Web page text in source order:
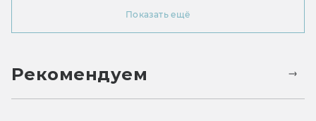
Показать ещё
Рекомендуем